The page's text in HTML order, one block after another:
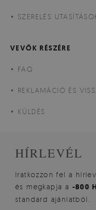
SZERELÉS
VEVŐK RÉSZÉRE
FAQ
REKLAMÁCIÓ ÉS
KÜLDÉS
HÍRLEVÉL
Iratkozzon fel a
és megkapja a -800
standard ajánlatból.